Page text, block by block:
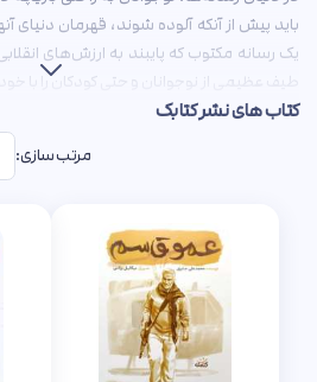
باید پیش از آنکه آلوده شوند، قهرمان دنیای
یک رسانه مکتوب که پایبند به ارزش‌های
طیف عظیمی از نوجوانان و حتی کودکان را با
می‌شد که نشر کتابک به خوبی این خلا را پر کرد.
در سال ۱۳۹۲ با
انقلابی و آموزشی در حوزه کودک و
عنوان ناشر برگزیده سال مورد تجلیل قرار
بهترین آثار این نشر است در قالب
کتاب های نشر کتابک
مرتب سازی: